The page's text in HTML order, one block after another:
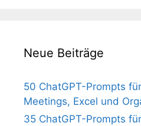
Neue Beiträge
50 ChatGPT-Prompts
Meetings, Excel und
35 ChatGPT-Prompts